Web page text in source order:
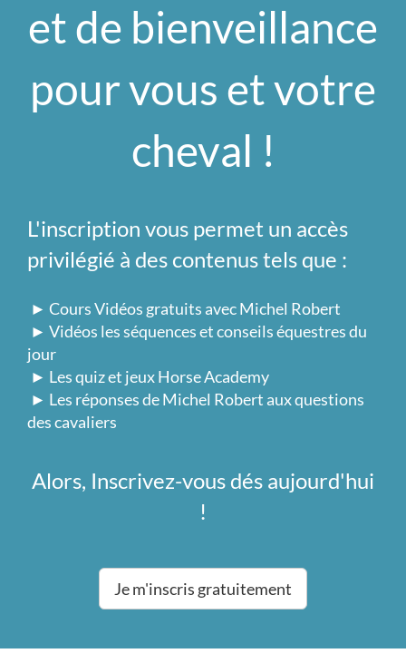
et de bienveillance
pour vous et votre
cheval !
L'inscription vous permet un accès
privilégié à des contenus tels que :
► Cours Vidéos gratuits avec Michel Robert
► Vidéos les séquences et conseils équestres du
jour
► Les quiz et jeux Horse Academy
► Les réponses de Michel Robert aux questions
des cavaliers
Alors, Inscrivez-vous dés aujourd'hui
!
Je m'inscris gratuitement